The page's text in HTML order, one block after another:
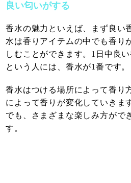
良い匂いがする
香水の魅力といえば、まず良い
水は香りアイテムの中でも香り
しむことができます。1日中良
という人には、香水が1番です。
香水はつける場所によって香り
によって香りが変化していきま
でも、さまざまな楽しみ方がで
す。